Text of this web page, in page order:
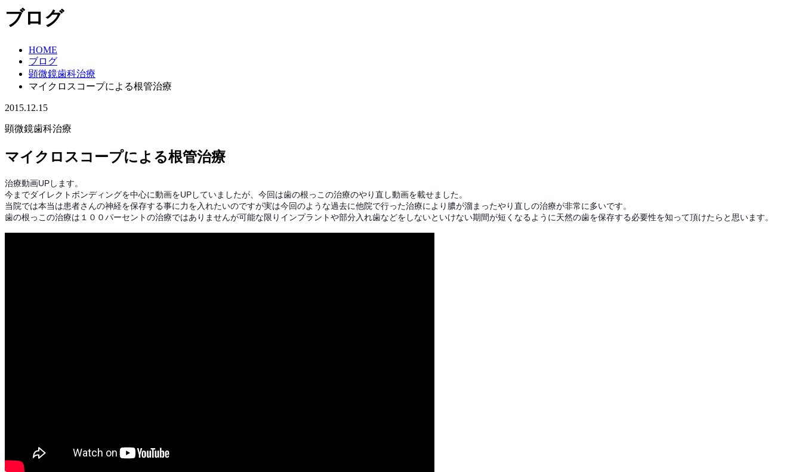
ブログ
HOME
ブログ
顕微鏡歯科治療
マイクロスコープによる根管治療
2015.12.15
顕微鏡歯科治療
マイクロスコープによる根管治療
治療動画UPします。
今までダイレクトボンディングを中心に動画をUPしていましたが、今回は歯の根っこの治療のやり直し動画を載せました。
当院では本当は患者さんの神経を保存する事に力を入れたいのですが実は今回のような過去に他院で行った治療により膿が溜まったやり直しの治療が非常に多いです。
歯の根っこの治療は１００パーセントの治療ではありませんが可能な限りインプラントや部分入れ歯などをしないといけない期間が短くなるように天然の歯を保存する必要性を知って頂けたらと思います。